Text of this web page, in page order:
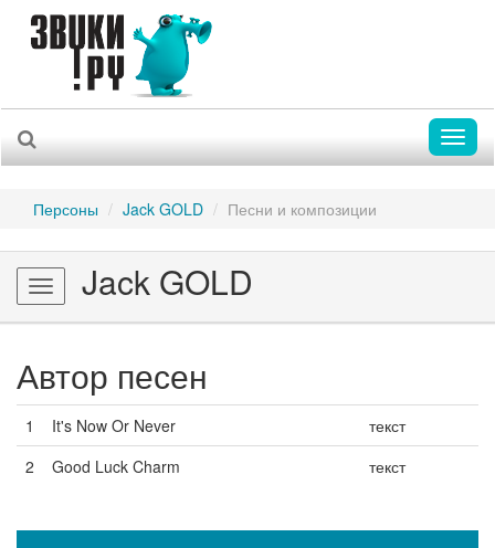
Персоны Jack GOLD Песни и композиции
Toggle
navigation
Jack GOLD
Автор песен
1 It's Now Or Never
текст
2
Good Luck Charm текст